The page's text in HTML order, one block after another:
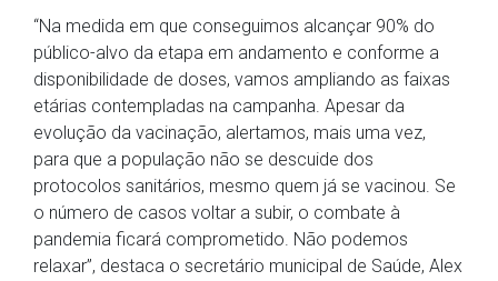
“Na medida em que conseguimos alcançar 90% do
público-alvo da etapa em andamento e conforme a
disponibilidade de doses, vamos ampliando as faixas
etárias contempladas na campanha. Apesar da
evolução da vacinação, alertamos, mais uma vez,
para que a população não se descuide dos
protocolos sanitários, mesmo quem já se vacinou. Se
o número de casos voltar a subir, o combate à
pandemia ficará comprometido. Não podemos
relaxar”, destaca o secretário municipal de Saúde, Alex